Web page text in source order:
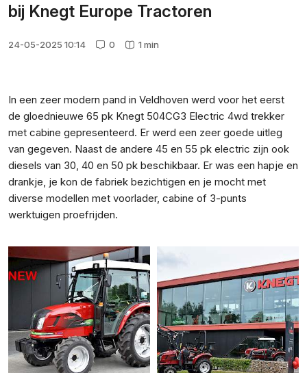
bij Knegt Europe Tractoren
24-05-2025 10:14 0 1 min
In een zeer modern pand in Veldhoven werd voor het eerst
de gloednieuwe 65 pk Knegt 504CG3 Electric 4wd trekker
met cabine gepresenteerd. Er werd een zeer goede uitleg
van gegeven. Naast de andere 45 en 55 pk electric zijn ook
diesels van 30, 40 en 50 pk beschikbaar. Er was een hapje en
drankje, je kon de fabriek bezichtigen en je mocht met
diverse modellen met voorlader, cabine of 3-punts
werktuigen proefrijden.